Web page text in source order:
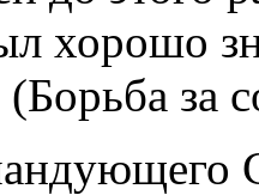
хорошо
за